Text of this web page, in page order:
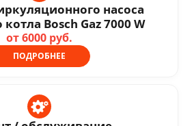
насоса
котла Bosch Gaz 7000 W
от 6000 руб.
ПОДРОБНЕЕ